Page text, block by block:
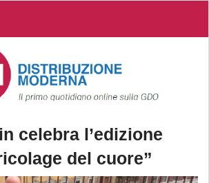
celebra l’edizione
del cuore”